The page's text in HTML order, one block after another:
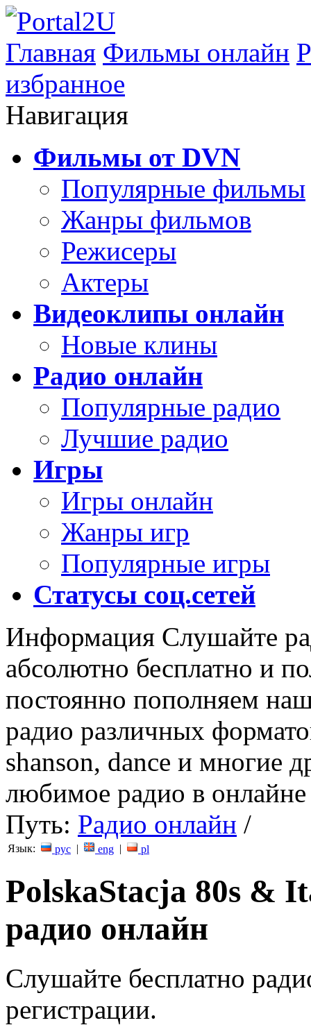
Главная Фильмы онлайн
избранное
Навигация
Фильмы от DVN
Популярные фильмы
Жанры фильмов
Режисеры
Актеры
Видеоклипы онлайн
Новые клины
Радио онлайн
Популярные радио
Лучшие радио
Игры
Игры онлайн
Жанры игр
Популярные игры
Статусы соц.сетей
Информация Слушайте
абсолютно бесплатно и
постоянно пополняем
радио различных
shanson, dance и многие
любимое радио в
Путь: Радио онлайн /
Язык: рус | eng | pl
PolskaStacja 80s &
радио онлайн
Слушайте бесплатно
регистрации.